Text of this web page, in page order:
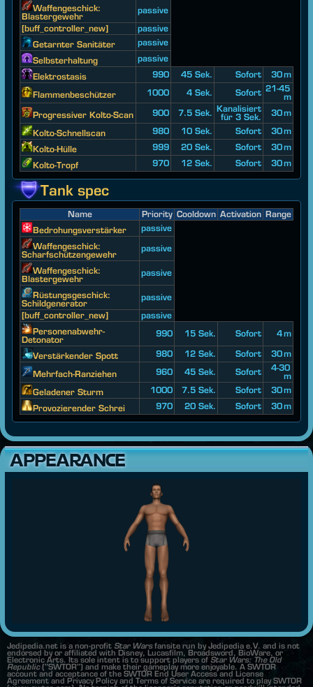
Waffengeschick:
Blastergewehr
passive
[buff_controller_new]
passive
Getarnter Sanitäter
passive
Selbsterhaltung
passive
Elektrostasis
990 45 Sek. Sofort
30 m
Flammenbeschützer
1000 4 Sek. Sofort 21-45
m
Progressiver Kolto-Scan
900 7.5 Sek. Kanalisiert
für 3 Sek.
30 m
Kolto-Schnellscan
980 10 Sek. Sofort
30 m
Kolto-Hülle
999 20 Sek. Sofort
30 m
Kolto-Tropf
970 12 Sek. Sofort 30 m
Tank spec
Name Priority Cooldown Activation Range
Bedrohungsverstärker
passive
Waffengeschick:
Scharfschützengewehr
passive
Waffengeschick:
Blastergewehr
passive
Rüstungsgeschick:
Schildgenerator
passive
[buff_controller_new]
passive
Personenabwehr-
Detonator
990 15 Sek. Sofort 4 m
Verstärkender Spott 980 12 Sek. Sofort
30 m
Mehrfach-Ranziehen
960 45 Sek. Sofort
4-30
m
Geladener Sturm
1000 7.5 Sek. Sofort
30 m
Provozierender Schrei
970 20 Sek. Sofort 30 m
APPEARANCE
Jedipedia.net is a non-profit Star Warsfansite run by Jedipedia e.V. and is not
endorsed by or affiliated with Disney, Lucasfilm, Broadsword, BioWare, or
Electronic Arts. Its sole intent is to support players of Star Wars: The Old
Republic("SWTOR") and make their gameplay more enjoyable. A SWTOR
account and acceptance of the SWTOR End User Access and License
Agreement and Privacy Policy and Terms of Service are required to play SWTOR